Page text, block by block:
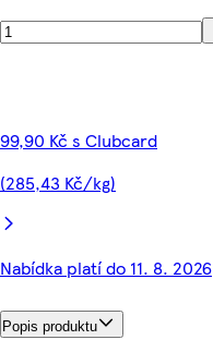
99,90 Kč s Clubcard
(285,43 Kč/kg)
Nabídka platí do 11. 8. 2026
Popis produktu